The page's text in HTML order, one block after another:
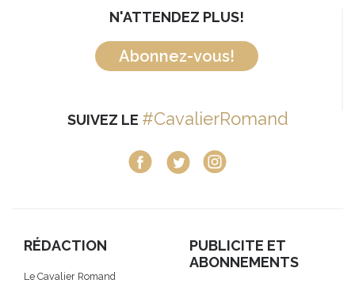
N'ATTENDEZ PLUS!
Abonnez-vous!
SUIVEZ LE #CavalierRomand
RÉDACTION
Le Cavalier Romand
PUBLICITE ET
ABONNEMENTS